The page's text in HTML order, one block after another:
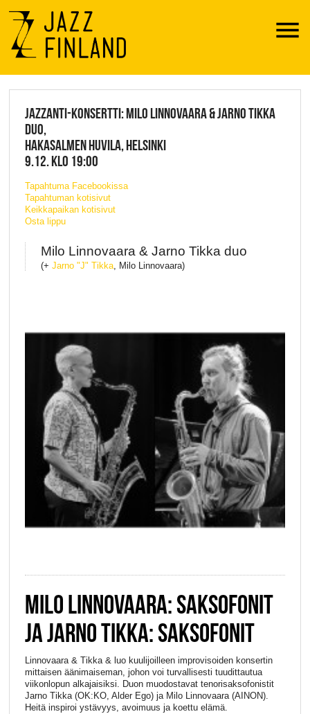
Menu
JAZZ FINLAND LIVE
JAZZANTI-KONSERTTI: MILO LINNOVAARA & JARNO TIKKA
DUO,
HAKASALMEN HUVILA, HELSINKI
9.12. KLO 19:00
Tapahtuma Facebookissa
Tapahtuman kotisivut
Keikkapaikan kotisivut
Osta lippu
Milo Linnovaara & Jarno Tikka duo
(+ Jarno "J" Tikka, Milo Linnovaara)
MILO LINNOVAARA: SAKSOFONIT
JA JARNO TIKKA: SAKSOFONIT
Linnovaara & Tikka & luo kuulijoilleen improvisoiden konsertin
mittaisen äänimaiseman, johon voi turvallisesti tuudittautua
viikonlopun alkajaisiksi. Duon muodostavat tenorisaksofonistit
Jarno Tikka (OK:KO, Alder Ego) ja Milo Linnovaara (AINON).
Heitä inspiroi ystävyys, avoimuus ja koettu elämä.